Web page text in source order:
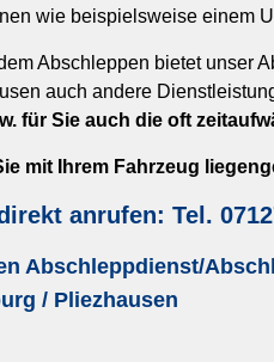
wie beispielsweise einem
Abschleppen bietet unser
auch andere
für Sie auch die oft
mit Ihrem Fahrzeug
anrufen: Tel.
Abschleppdienst/
/ Pliezhausen